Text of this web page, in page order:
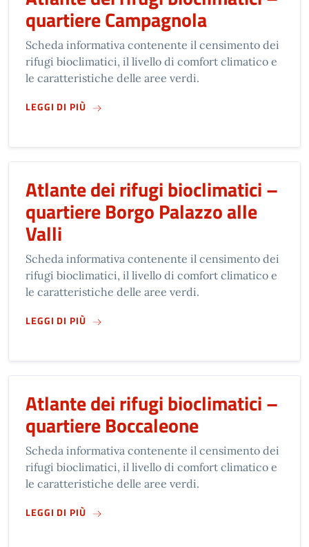
quartiere Campagnola
Scheda informativa contenente il censimento dei
rifugi bioclimatici, il livello di comfort climatico e
le caratteristiche delle aree verdi.
LEGGI DI PIÙSUATLANTE DEI RIFUGI BIOCLIMATICI –
Atlante dei rifugi bioclimatici –
quartiere Borgo Palazzo alle
Valli
Scheda informativa contenente il censimento dei
rifugi bioclimatici, il livello di comfort climatico e
le caratteristiche delle aree verdi.
LEGGI DI PIÙSUATLANTE DEI RIFUGI BIOCLIMATICI –
Atlante dei rifugi bioclimatici –
quartiere Boccaleone
Scheda informativa contenente il censimento dei
rifugi bioclimatici, il livello di comfort climatico e
le caratteristiche delle aree verdi.
LEGGI DI PIÙSUATLANTE DEI RIFUGI BIOCLIMATICI –